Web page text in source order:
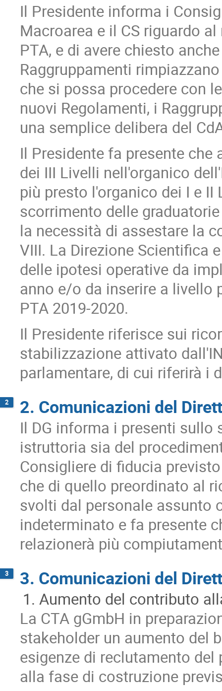
Il Presidente informa i
Macroarea e il CS riguardo
PTA, e di avere chiesto
Raggruppamenti
che si possa procedere con
nuovi Regolamenti, i
una semplice delibera del
Il Presidente fa presente
dei III Livelli nell'organico
più presto l'organico dei I e
scorrimento delle
la necessità di assestare la
VIII. La Direzione Scientifica
delle ipotesi operative da
anno e/o da inserire a livello
PTA 2019-2020.
Il Presidente riferisce sui
stabilizzazione attivato
parlamentare, di cui riferirà i
2 2. Comunicazioni del
Il DG informa i presenti
istruttoria sia del
Consigliere di fiducia
che di quello preordinato al
svolti dal personale assunto
indeterminato e fa presente
relazionerà più
3 3. Comunicazioni del
Aumento del contributo
La CTA gGmbH in
stakeholder un aumento del
esigenze di reclutamento
alla fase di costruzione